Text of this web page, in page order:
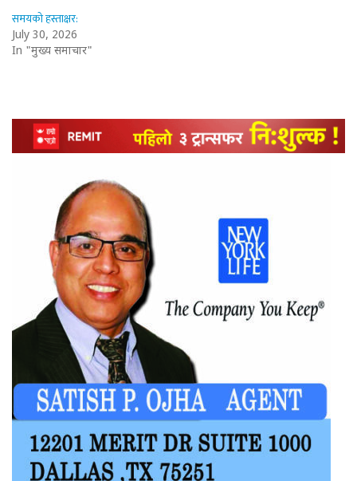
समयको हस्ताक्षर:
July 30, 2026
In "मुख्य समाचार"